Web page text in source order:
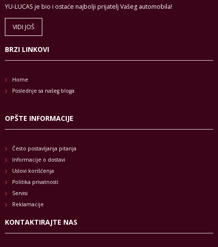
YU-LUCAS je bio i ostaće najbolji prijatelj Vašeg automobila!
VIDI JOŠ
BRZI LINKOVI
Home
Poslednje sa našeg bloga
OPŠTE INFORMACIJE
Često postavljanja pitanja
Informacije o dostavi
Uslovi korišćenja
Politika privatnosti
Servisi
Reklamacije
KONTAKTIRAJTE NAS